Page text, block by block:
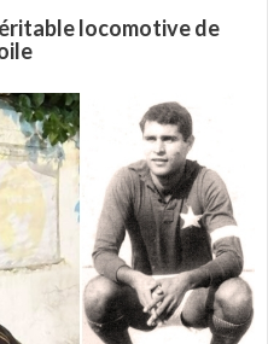
locomotive de